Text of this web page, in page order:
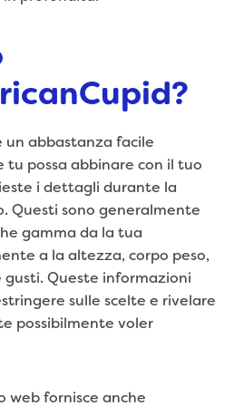
un abbastanza facile
possa abbinare con il tuo
i dettagli durante la
Questi sono generalmente
gamma da la tua
a la altezza, corpo peso,
gusti. Queste informazioni
sulle scelte e rivelare
possibilmente voler
web fornisce anche